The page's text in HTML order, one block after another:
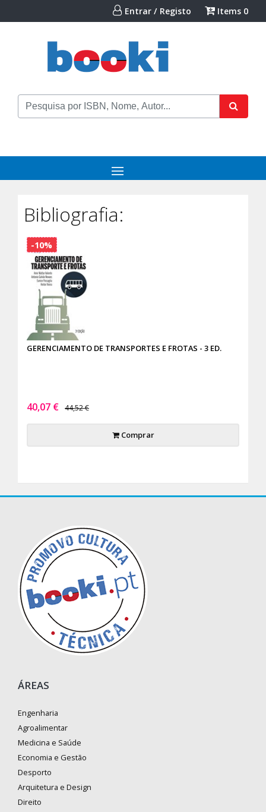
Entrar / Registo Items 0
Bibliografia:
GERENCIAMENTO DE TRANSPORTES E FROTAS - 3 ED.
40,07 € 44,52 €
Comprar
-10%
ÁREAS
Engenharia
Agroalimentar
Medicina e Saúde
Economia e Gestão
Desporto
Arquitetura e Design
Direito